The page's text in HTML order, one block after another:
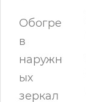
Обогре
в
наружн
ых
зеркал